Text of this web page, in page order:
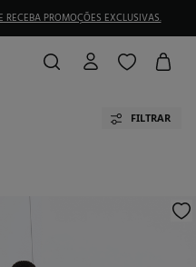
PROMOÇÕES EXCLUSIVAS.
FILTRAR